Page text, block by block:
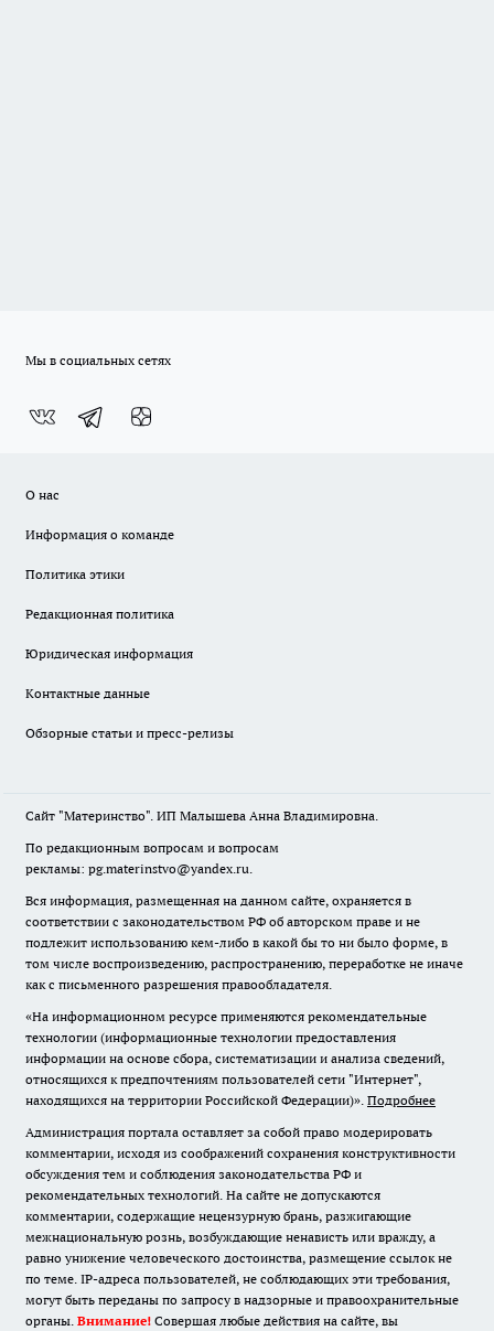
Мы в социальных сетях
О нас
Информация о команде
Политика этики
Редакционная политика
Юридическая информация
Контактные данные
Обзорные статьи и пресс-релизы
Сайт "Материнство". ИП Малышева Анна Владимировна.
По редакционным вопросам и вопросам
рекламы: pg.materinstvo@yandex.ru.
Вся информация, размещенная на данном сайте, охраняется в
соответствии с законодательством РФ об авторском праве и не
подлежит использованию кем-либо в какой бы то ни было форме, в
том числе воспроизведению, распространению, переработке не иначе
как с письменного разрешения правообладателя.
«На информационном ресурсе применяются рекомендательные
технологии (информационные технологии предоставления
информации на основе сбора, систематизации и анализа сведений,
относящихся к предпочтениям пользователей сети "Интернет",
находящихся на территории Российской Федерации)». Подробнее
Администрация портала оставляет за собой право модерировать
комментарии, исходя из соображений сохранения конструктивности
обсуждения тем и соблюдения законодательства РФ и
рекомендательных технологий. На сайте не допускаются
комментарии, содержащие нецензурную брань, разжигающие
межнациональную рознь, возбуждающие ненависть или вражду, а
равно унижение человеческого достоинства, размещение ссылок не
по теме. IP-адреса пользователей, не соблюдающих эти требования,
могут быть переданы по запросу в надзорные и правоохранительные
органы. Внимание! Совершая любые действия на сайте, вы